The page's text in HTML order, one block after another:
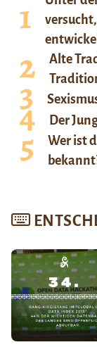
Alte
Der
Wer ist